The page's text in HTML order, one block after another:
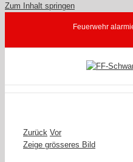
Zum Inhalt springen
Feuerwehr
Zurück Vor
Zeige grösseres Bild